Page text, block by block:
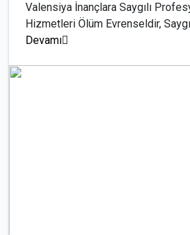
Valensiya İnançlara Saygılı
Hizmetleri Ölüm Evrenseldir,
Devamı